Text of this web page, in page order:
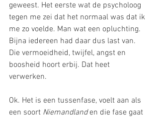
geweest. Het eerste wat de psycholoog
tegen me zei dat het normaal was dat ik
me zo voelde. Man wat een opluchting.
Bijna iedereen had daar dus last van.
Die vermoeidheid, twijfel, angst en
boosheid hoort erbij. Dat heet
verwerken.
Ok. Het is een tussenfase, voelt aan als
een soort Niemandland en die fase gaat